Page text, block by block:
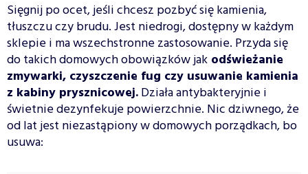
Sięgnij po ocet, jeśli chcesz pozbyć się kamienia,
tłuszczu czy brudu. Jest niedrogi, dostępny w każdym
sklepie i ma wszechstronne zastosowanie. Przyda się
do takich domowych obowiązków jak odświeżanie
zmywarki, czyszczenie fug czy usuwanie kamienia
z kabiny prysznicowej.Działa antybakteryjnie i
świetnie dezynfekuje powierzchnie. Nic dziwnego, że
od lat jest niezastąpiony w domowych porządkach, bo
usuwa: